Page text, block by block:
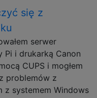
się z
serwer
Pi i drukarką Canon
CUPS i mogłem
problemów z
z systemem Windows